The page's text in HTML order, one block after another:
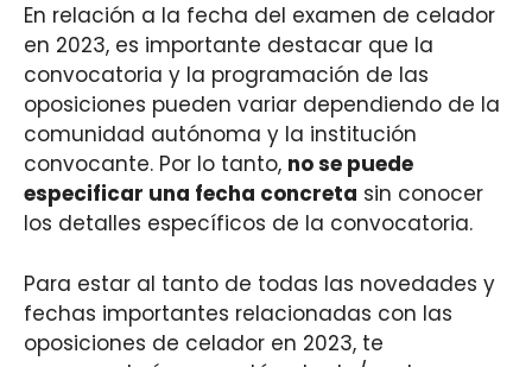
En relación a la fecha del examen de celador
en 2023, es importante destacar que la
convocatoria y la programación de las
oposiciones pueden variar dependiendo de la
comunidad autónoma y la institución
convocante. Por lo tanto, no se puede
especificar una fecha concreta sin conocer
los detalles específicos de la convocatoria.
Para estar al tanto de todas las novedades y
fechas importantes relacionadas con las
oposiciones de celador en 2023, te